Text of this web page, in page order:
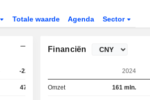
Totale waarde Agenda Sector
-226x
47,5x
Financiën
2024
Omzet 161 mln.